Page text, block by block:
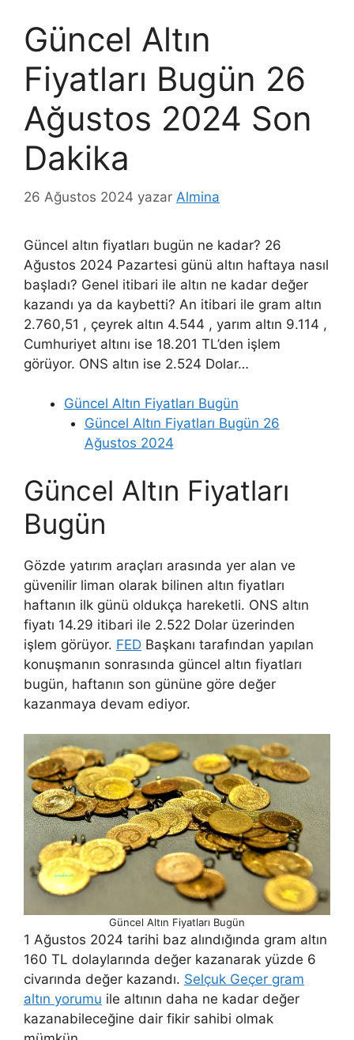
Güncel Altın
Fiyatları Bugün 26
Ağustos 2024 Son
Dakika
26 Ağustos 2024 yazar Almina
Güncel altın fiyatları bugün ne kadar? 26
Ağustos 2024 Pazartesi günü altın haftaya nasıl
başladı? Genel itibari ile altın ne kadar değer
kazandı ya da kaybetti? An itibari ile gram altın
2.760,51 , çeyrek altın 4.544 , yarım altın 9.114 ,
Cumhuriyet altını ise 18.201 TL’den işlem
görüyor. ONS altın ise 2.524 Dolar…
Güncel Altın Fiyatları Bugün
Güncel Altın Fiyatları Bugün 26
Ağustos 2024
Güncel Altın Fiyatları
Bugün
Gözde yatırım araçları arasında yer alan ve
güvenilir liman olarak bilinen altın fiyatları
haftanın ilk günü oldukça hareketli. ONS altın
fiyatı 14.29 itibari ile 2.522 Dolar üzerinden
işlem görüyor. FED Başkanı tarafından yapılan
konuşmanın sonrasında güncel altın fiyatları
bugün, haftanın son gününe göre değer
kazanmaya devam ediyor.
Güncel Altın Fiyatları Bugün
1 Ağustos 2024 tarihi baz alındığında gram altın
160 TL dolaylarında değer kazanarak yüzde 6
civarında değer kazandı. Selçuk Geçer gram
altın yorumu ile altının daha ne kadar değer
kazanabileceğine dair fikir sahibi olmak